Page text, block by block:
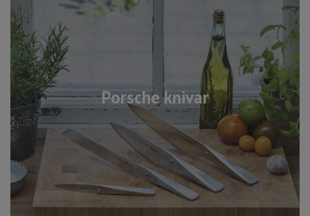
Porsche knivar